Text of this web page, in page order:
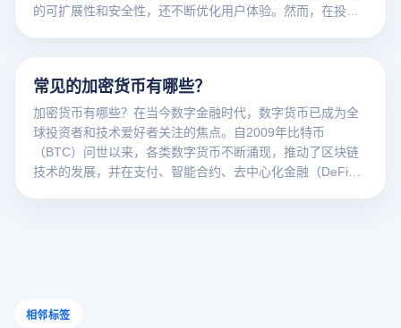
的可扩展性和安全性，还不断优化用户体验。然而，在投资
全性。
常见的加密货币有哪些？
加密货币有哪些？在当今数字金融时代，数字货币已成为全
球投资者和技术爱好者关注的焦点。自2009年比特币
（BTC）问世以来，各类数字货币不断涌现，推动了区块链
技术的发展，并在支付、智能合约、去中心化金融（DeFi）
纹，并支持代理IP切换，从而降低交易风险，保障用户资产
相邻标签